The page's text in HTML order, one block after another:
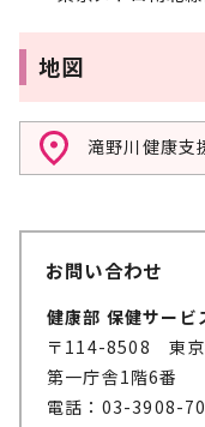
地図
滝野川健康支
お問い合わせ
健康部 保健サービ
〒114-8508 東京
第一庁舎1階6番
電話：03-3908-